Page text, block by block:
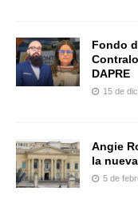
Fondo
DAPRE
15 de
Angie
la
5 de